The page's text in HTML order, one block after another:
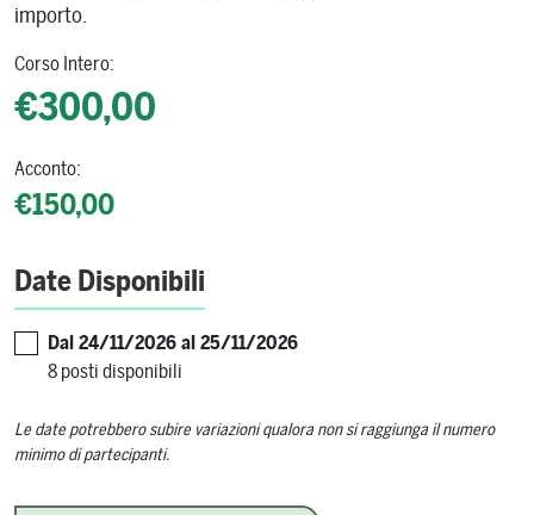
importo.
Corso Intero:
€300,00
Acconto:
€150,00
Date Disponibili
Dal 24/11/2026 al 25/11/2026
8 posti disponibili
Le date potrebbero subire variazioni qualora non si raggiunga il numero
minimo di partecipanti.